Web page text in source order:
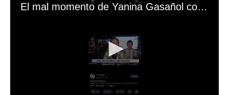
El mal momento de Yanina Gasañol con un hincha argentino en "Subrayado"